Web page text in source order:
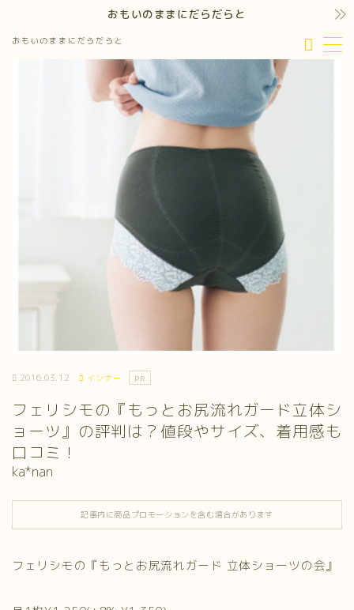
おもいのままにだらだらと
おもいのままにだらだらと
2016.03.12 インナー PR
フェリシモの『もっとお尻流れガード立体シ
ョーツ』の評判は？値段やサイズ、着用感も
口コミ！
ka*nan
記事内に商品プロモーションを含む場合があります
フェリシモの『もっとお尻流れガード 立体ショーツの会』